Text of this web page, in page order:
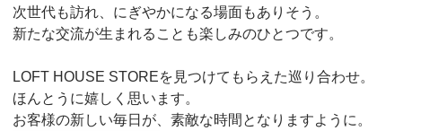
次世代も訪れ、にぎやかになる場面もありそう。
新たな交流が生まれることも楽しみのひとつです。
LOFT HOUSE STOREを見つけてもらえた巡り合わせ。
ほんとうに嬉しく思います。
お客様の新しい毎日が、素敵な時間となりますように。